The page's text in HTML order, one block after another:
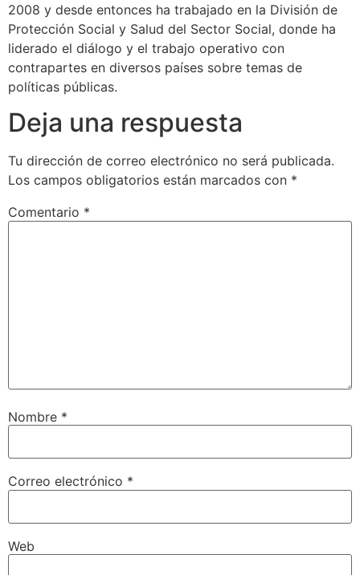
2008 y desde entonces ha trabajado en la División de
Protección Social y Salud del Sector Social, donde ha
liderado el diálogo y el trabajo operativo con
contrapartes en diversos países sobre temas de
políticas públicas.
Deja una respuesta
Tu dirección de correo electrónico no será publicada.
Los campos obligatorios están marcados con *
Comentario *
Nombre *
Correo electrónico *
Web